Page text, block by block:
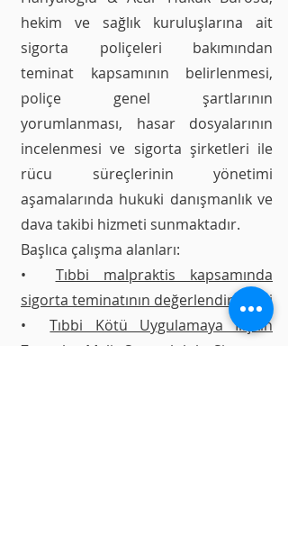
hekim ve sağlık kuruluşlarına ait
sigorta poliçeleri bakımından
teminat kapsamının belirlenmesi,
poliçe genel şartlarının
yorumlanması, hasar dosyalarının
incelenmesi ve sigorta şirketleri ile
rücu süreçlerinin yönetimi
aşamalarında hukuki danışmanlık ve
dava takibi hizmeti sunmaktadır.
Başlıca çalışma alanları:
•⁠ ⁠ Tıbbi malpraktis kapsamında
sigorta teminatının değerlendirilmesi
•⁠ ⁠Tıbbi Kötü Uygulamaya İlişkin
Zorunlu Mali Sorumluluk Sigortası